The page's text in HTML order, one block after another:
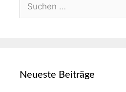
Neueste Beiträge